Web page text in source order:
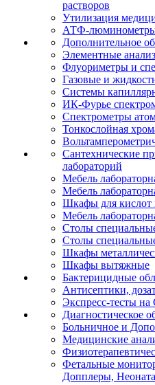
растворов
Утилизация
АТФ-
Дополнительное
Элементные
Флуориметры и
Газовые и
Системы
ИК-Фурье
Спектрометры
Тонкослойная
Сантехнические
лабораторий
Мебель
Мебель
Шкафы для кислот
Мебель
Столы
Столы
Шкафы
Шкафы вытяжные
Бактерицидные
Антисептики,
Экспресс-тесты
Диагностическое
Больничное и
Медицинские
Фетальные
Допплеры,